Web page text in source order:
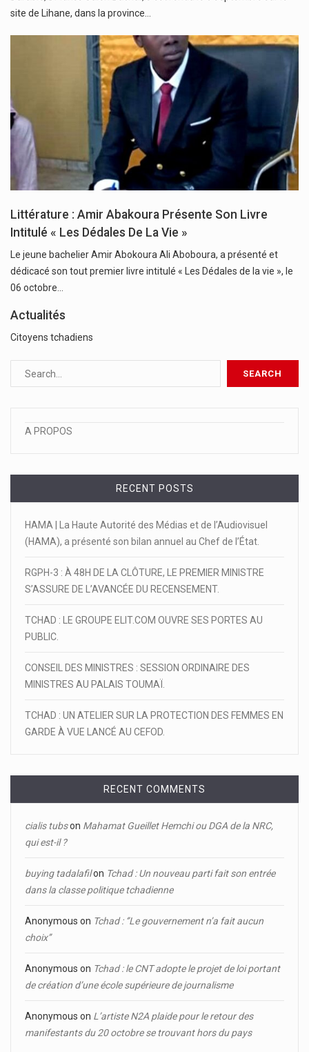
site de Lihane, dans la province…
Littérature : Amir Abakoura Présente Son Livre
Intitulé « Les Dédales De La Vie »
Le jeune bachelier Amir Abokoura Ali Aboboura, a présenté et
dédicacé son tout premier livre intitulé « Les Dédales de la vie », le
06 octobre…
Actualités
Citoyens tchadiens
A PROPOS
RECENT POSTS
HAMA | La Haute Autorité des Médias et de l’Audiovisuel
(HAMA), a présenté son bilan annuel au Chef de l’État.
RGPH-3 : À 48H DE LA CLÔTURE, LE PREMIER MINISTRE
S’ASSURE DE L’AVANCÉE DU RECENSEMENT.
TCHAD : LE GROUPE ELIT.COM OUVRE SES PORTES AU
PUBLIC.
CONSEIL DES MINISTRES : SESSION ORDINAIRE DES
MINISTRES AU PALAIS TOUMAÏ.
TCHAD : UN ATELIER SUR LA PROTECTION DES FEMMES EN
GARDE À VUE LANCÉ AU CEFOD.
RECENT COMMENTS
cialis tubson Mahamat Gueillet Hemchi ou DGA de la NRC,
qui est-il ?
buying tadalafilon Tchad : Un nouveau parti fait son entrée
dans la classe politique tchadienne
Anonymous on Tchad : ‘’Le gouvernement n’a fait aucun
choix’’
Anonymous on Tchad : le CNT adopte le projet de loi portant
de création d’une école supérieure de journalisme
Anonymous on L’artiste N2A plaide pour le retour des
manifestants du 20 octobre se trouvant hors du pays